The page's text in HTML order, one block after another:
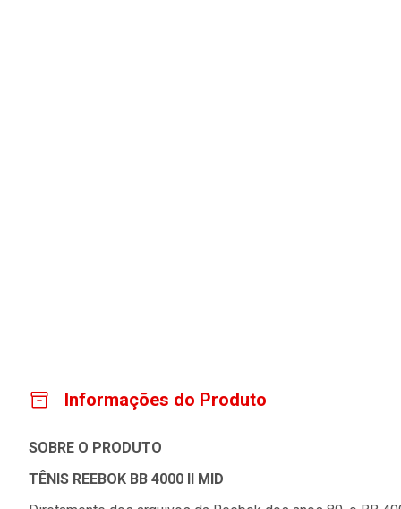
Informações do Produto
SOBRE O PRODUTO
TÊNIS REEBOK BB 4000 II MID